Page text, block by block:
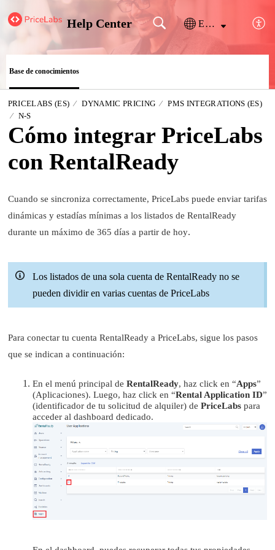
Help Center Español (España)
Base de conocimientos
PRICELABS (ES) DYNAMIC PRICING
PMS INTEGRATIONS (ES)
N-S
Cómo integrar PriceLabs
con RentalReady
Cuando se sincroniza correctamente, PriceLabs puede enviar tarifas
dinámicas y estadías mínimas a los listados de RentalReady
durante un máximo de 365 días a partir de hoy.
Los listados de una sola cuenta de RentalReady no se
pueden dividir en varias cuentas de PriceLabs
Para conectar tu cuenta RentalReady a PriceLabs, sigue los pasos
que se indican a continuación:
En el menú principal de RentalReady, haz click en “Apps”
(Aplicaciones). Luego, haz click en “Rental Application ID”
(identificador de tu solicitud de alquiler) de PriceLabspara
acceder al dashboard dedicado.